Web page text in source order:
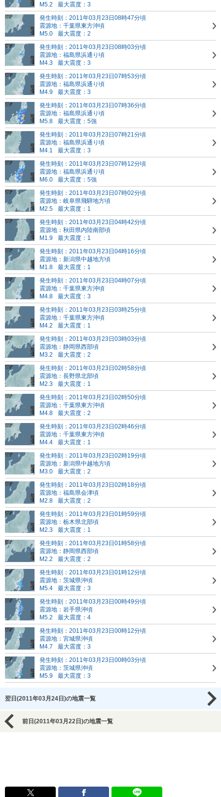
M5.2
最大震度：3
発生時刻：2011年03月23日08時47分頃
震源地：千葉県東方沖頃
M5.0
最大震度：2
発生時刻：2011年03月23日08時03分頃
震源地：福島県浜通り頃
M4.3
最大震度：3
発生時刻：2011年03月23日07時53分頃
震源地：福島県浜通り頃
M4.9
最大震度：3
発生時刻：2011年03月23日07時36分頃
震源地：福島県浜通り頃
M5.8
最大震度：5強
発生時刻：2011年03月23日07時21分頃
震源地：福島県浜通り頃
M4.1
最大震度：3
発生時刻：2011年03月23日07時12分頃
震源地：福島県浜通り頃
M6.0
最大震度：5強
発生時刻：2011年03月23日07時02分頃
震源地：岐阜県飛騨地方頃
M2.5
最大震度：1
発生時刻：2011年03月23日04時42分頃
震源地：秋田県内陸南部頃
M1.9
最大震度：1
発生時刻：2011年03月23日04時16分頃
震源地：新潟県中越地方頃
M1.8
最大震度：1
発生時刻：2011年03月23日04時07分頃
震源地：千葉県東方沖頃
M4.8
最大震度：3
発生時刻：2011年03月23日03時25分頃
震源地：千葉県東方沖頃
M4.2
最大震度：1
発生時刻：2011年03月23日03時03分頃
震源地：静岡県西部頃
M3.2
最大震度：2
発生時刻：2011年03月23日02時58分頃
震源地：長野県北部頃
M2.3
最大震度：1
発生時刻：2011年03月23日02時50分頃
震源地：千葉県東方沖頃
M4.8
最大震度：2
発生時刻：2011年03月23日02時46分頃
震源地：千葉県東方沖頃
M4.4
最大震度：1
発生時刻：2011年03月23日02時19分頃
震源地：新潟県中越地方頃
M3.0
最大震度：2
発生時刻：2011年03月23日02時18分頃
震源地：福島県会津頃
M2.8
最大震度：2
発生時刻：2011年03月23日01時59分頃
震源地：栃木県北部頃
M2.3
最大震度：1
発生時刻：2011年03月23日01時58分頃
震源地：静岡県西部頃
M2.2
最大震度：2
発生時刻：2011年03月23日01時12分頃
震源地：茨城県沖頃
M5.4
最大震度：3
発生時刻：2011年03月23日00時49分頃
震源地：岩手県沖頃
M5.2
最大震度：4
発生時刻：2011年03月23日00時12分頃
震源地：宮城県沖頃
M4.7
最大震度：3
発生時刻：2011年03月23日00時03分頃
震源地：茨城県沖頃
M5.9
最大震度：3
翌日(2011年03月24日)の地震一覧
前日(2011年03月22日)の地震一覧